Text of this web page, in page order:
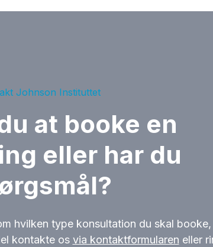
Johnson Instituttet
at booke en
eller har du
hvilken type konsultation du skal
kontakte os via kontaktformularen eller